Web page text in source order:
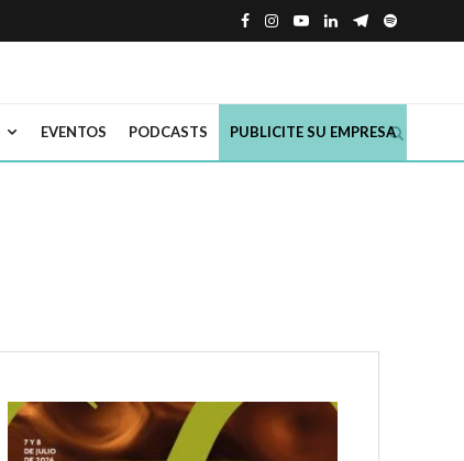
EVENTOS PODCASTS PUBLICITE SU EMPRESA